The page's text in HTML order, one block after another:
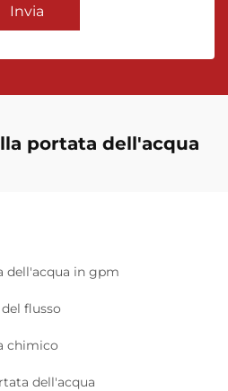
Invia
portata dell'acqua
dell'acqua in gpm
flusso
chimico
dell'acqua